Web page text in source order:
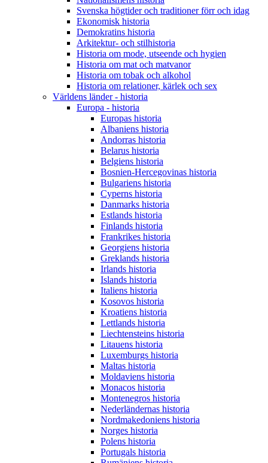
Svenska högtider och traditioner förr och idag
Ekonomisk historia
Demokratins historia
Arkitektur- och stilhistoria
Historia om mode, utseende och hygien
Historia om mat och matvanor
Historia om tobak och alkohol
Historia om relationer, kärlek och sex
Världens länder - historia
Europa - historia
Europas historia
Albaniens historia
Andorras historia
Belarus historia
Belgiens historia
Bosnien-Hercegovinas historia
Bulgariens historia
Cyperns historia
Danmarks historia
Estlands historia
Finlands historia
Frankrikes historia
Georgiens historia
Greklands historia
Irlands historia
Islands historia
Italiens historia
Kosovos historia
Kroatiens historia
Lettlands historia
Liechtensteins historia
Litauens historia
Luxemburgs historia
Maltas historia
Moldaviens historia
Monacos historia
Montenegros historia
Nederländernas historia
Nordmakedoniens historia
Norges historia
Polens historia
Portugals historia